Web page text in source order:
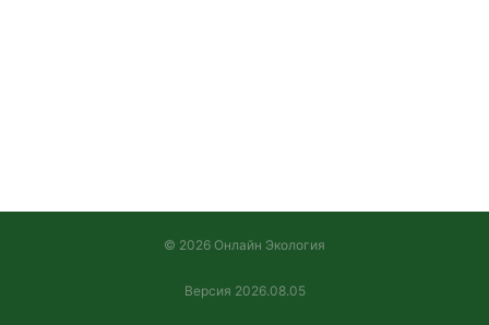
© 2026 Онлайн Экология
Версия 2026.08.05